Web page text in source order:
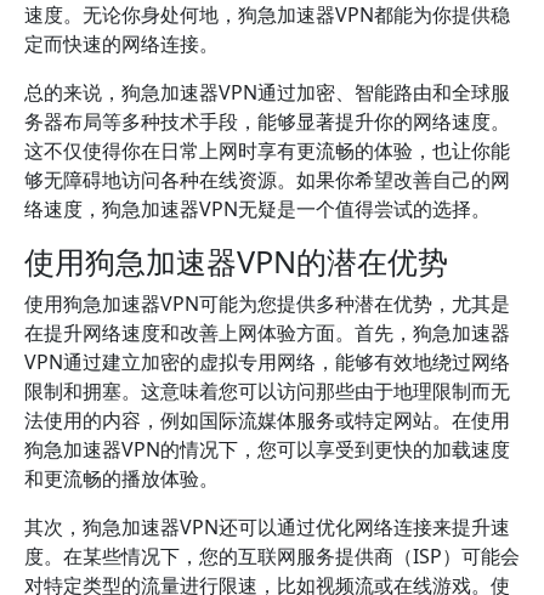
速度。无论你身处何地，狗急加速器VPN都能为你提供稳
定而快速的网络连接。
总的来说，狗急加速器VPN通过加密、智能路由和全球服
务器布局等多种技术手段，能够显著提升你的网络速度。
这不仅使得你在日常上网时享有更流畅的体验，也让你能
够无障碍地访问各种在线资源。如果你希望改善自己的网
络速度，狗急加速器VPN无疑是一个值得尝试的选择。
使用狗急加速器VPN的潜在优势
使用狗急加速器VPN可能为您提供多种潜在优势，尤其是
在提升网络速度和改善上网体验方面。首先，狗急加速器
VPN通过建立加密的虚拟专用网络，能够有效地绕过网络
限制和拥塞。这意味着您可以访问那些由于地理限制而无
法使用的内容，例如国际流媒体服务或特定网站。在使用
狗急加速器VPN的情况下，您可以享受到更快的加载速度
和更流畅的播放体验。
其次，狗急加速器VPN还可以通过优化网络连接来提升速
度。在某些情况下，您的互联网服务提供商（ISP）可能会
对特定类型的流量进行限速，比如视频流或在线游戏。使